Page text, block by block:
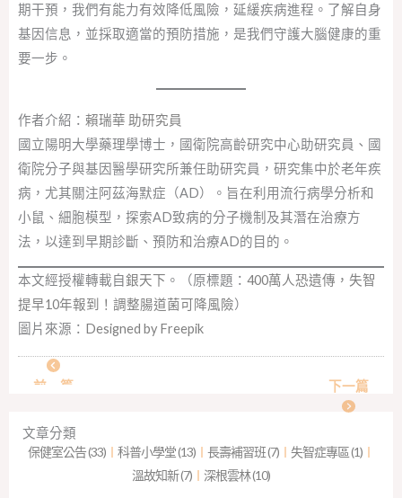
期干預，我們有能力有效降低風險，延緩疾病進程。了解自身
基因信息，並採取適當的預防措施，是我們守護大腦健康的重
要一步。
作者介紹： 賴瑞華 助研究員
國立陽明大學藥理學博士，國衛院高齡研究中心助研究員、國
衛院分子與基因醫學研究所兼任助研究員，研究集中於老年疾
病，尤其關注阿茲海默症（AD）。旨在利用流行病學分析和
小鼠、細胞模型，探索AD致病的分子機制及其潛在治療方
法，以達到早期診斷、預防和治療AD的目的。
本文經授權轉載自銀天下 。（原標題： 400萬人恐遺傳，失智
提早10年報到！調整腸道菌可降風險）
圖片來源： Designed by Freepik
前一篇 下一篇
文章分類
保健室公告 (33) ︱ 科普小學堂 (13) ︱ 長壽補習班 (7) ︱ 失智症專區 (1) ︱
溫故知新 (7) ︱ 深根雲林 (10)